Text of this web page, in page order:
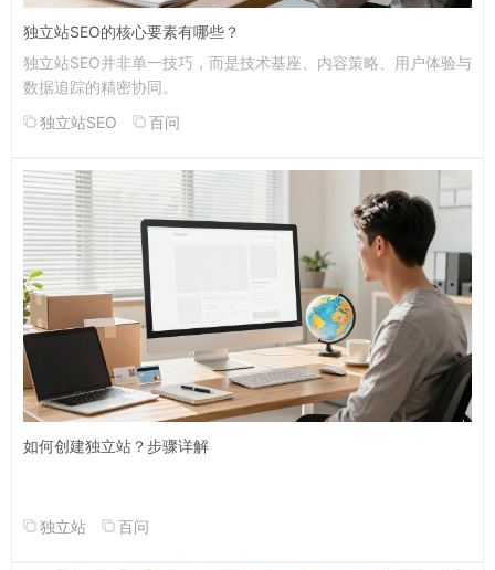
独立站SEO的核心要素有哪些？
独立站SEO并非单一技巧，而是技术基座、内容策略、用户体验与
数据追踪的精密协同。
独立站SEO
百问
如何创建独立站？步骤详解
独立站 百问